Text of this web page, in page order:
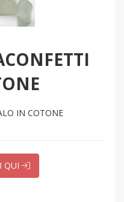
IN COTONE
QUI